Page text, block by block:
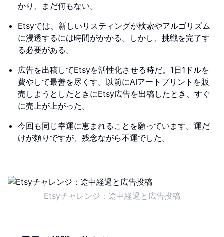
かり、まだ何もない。
Etsyでは、新しいリスティングが検索やアルゴリズム
に浸透するには時間がかかる。しかし、挑戦を完了す
る必要がある。
広告を出稿してEtsyを活性化させる時だ。1日1ドルを
費やして最善を尽くす。以前にAIアートプリントを販
売しようとしたときにEtsy広告を出稿したとき、すぐ
に売上が上がった。
今回も同じ幸運に恵まれることを願っています。運だ
けが頼りですが、残念ながら不運でした。
Etsyチャレンジ：途中経過と広告投稿